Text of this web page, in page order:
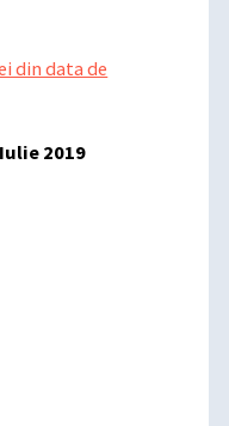
din data de
2019